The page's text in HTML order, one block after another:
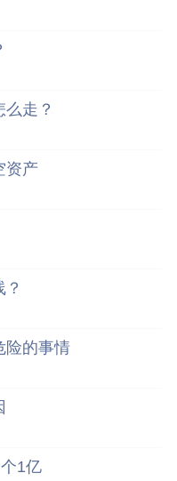
走？
资产
险的事情
1亿